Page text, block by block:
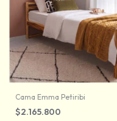
Cama Emma Petiribi
$2.165.800